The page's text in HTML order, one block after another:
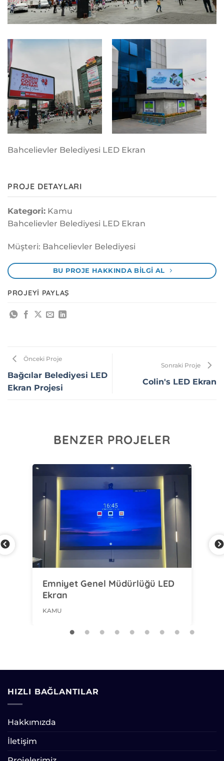
PROJE DETAYLARI
Kategori: Kamu
Bahcelievler Belediyesi LED Ekran
Müşteri: Bahcelievler Belediyesi
BU PROJE HAKKINDA BILGI AL
PROJEYI PAYLAŞ
Bahcelievler Belediyesi LED Ekran
Önceki Proje
Bağcılar Belediyesi LED
Ekran Projesi
Sonraki Proje
Colin's LED Ekran
BENZER PROJELER
Emniyet Genel Müdürlüğü LED
Ekran
KAMU
HIZLI BAĞLANTILAR
Hakkımızda
İletişim